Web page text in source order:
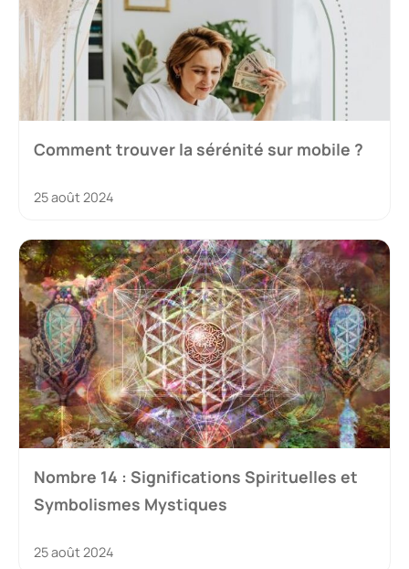
Comment trouver la sérénité sur mobile ?
25 août 2024
Nombre 14 : Significations Spirituelles et
Symbolismes Mystiques
25 août 2024